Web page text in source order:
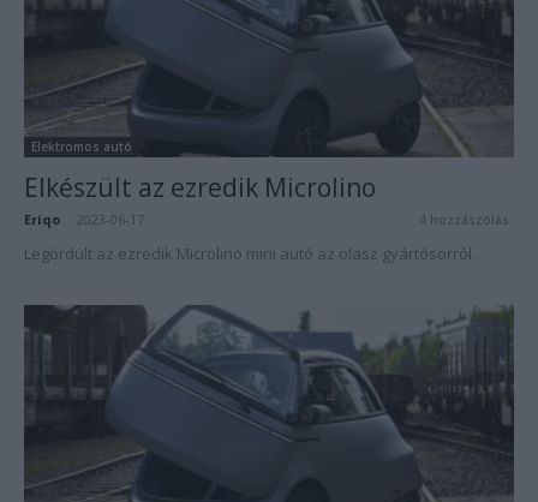
Elektromos autó
Elkészült az ezredik Microlino
Eriqo 2023-06-17 4 hozzászólás
Legördült az ezredik Microlino mini autó az olasz gyártósorról.